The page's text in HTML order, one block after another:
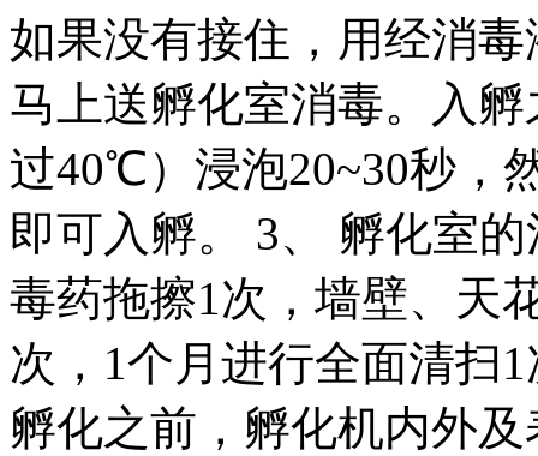
如果没有接住，用经消
马上送孵化室消毒。入
过40℃）浸泡20~30秒，
即可入孵。 3、 孵化室
毒药拖擦1次，墙壁、天
次，1个月进行全面清扫
孵化之前，孵化机内外